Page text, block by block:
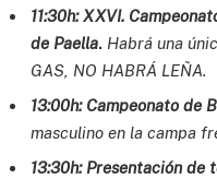
11:30h: XXVI.
de Paella. Habrá una
GAS, NO HABRÁ LEÑA.
13:00h: Campeonato de
masculino en la campa
13:30h: Presentación de